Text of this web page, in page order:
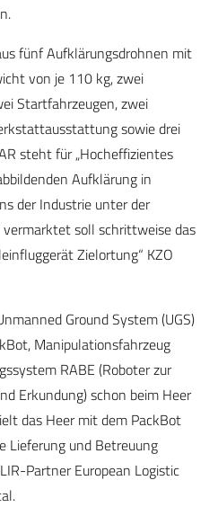
fünf Aufklärungsdrohnen mit
von je 110 kg, zwei
Startfahrzeugen, zwei
sowie drei
steht für „Hocheffizientes
Aufklärung in
der Industrie unter der
vermarktet soll schrittweise das
Zielortung“ KZO
Ground System (UGS)
Manipulationsfahrzeug
RABE (Roboter zur
Erkundung) schon beim Heer
das Heer mit dem PackBot
Lieferung und Betreuung
Partner European Logistic